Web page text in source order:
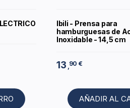
Ibili - Prensa para
hamburguesas de
Inoxidable - 14,5 cm
13 ,90 €
AÑADIR AL